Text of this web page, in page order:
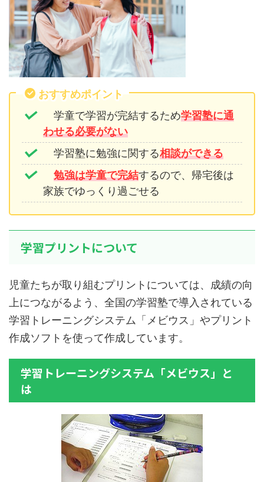
おすすめポイント
学童で学習が完結するため学習塾に通
わせる必要がない
学習塾に勉強に関する相談ができる
勉強は学童で完結するので、帰宅後は
家族でゆっくり過ごせる
学習プリントについて
児童たちが取り組むプリントについては、成績の向
上につながるよう、全国の学習塾で導入されている
学習トレーニングシステム「メビウス」やプリント
作成ソフトを使って作成しています。
学習トレーニングシステム「メビウス」と
は